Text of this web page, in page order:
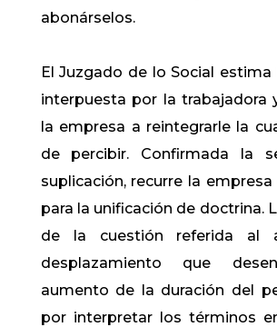
abonárselos.
El Juzgado de lo Social
interpuesta por la trabajadora
la empresa a reintegrarle la
de percibir. Confirmada la
suplicación, recurre la empresa
para la unificación de doctrina.
de la cuestión referida al
desplazamiento que
aumento de la duración del
por interpretar los términos